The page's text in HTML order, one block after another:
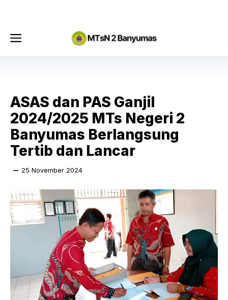
Menu
ASAS dan PAS Ganjil
2024/2025 MTs Negeri 2
Banyumas Berlangsung
Tertib dan Lancar
25 November 2024